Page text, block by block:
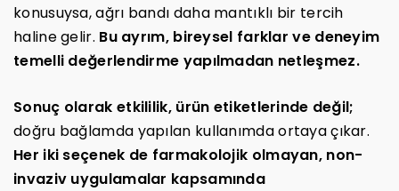
konusuysa, ağrı bandı daha mantıklı bir tercih
haline gelir. Bu ayrım, bireysel farklar ve deneyim
temelli değerlendirme yapılmadan netleşmez.
Sonuç olarak etkililik, ürün etiketlerinde değil;
doğru bağlamda yapılan kullanımda ortaya çıkar.
Her iki seçenek de farmakolojik olmayan, non-
invaziv uygulamalar kapsamında